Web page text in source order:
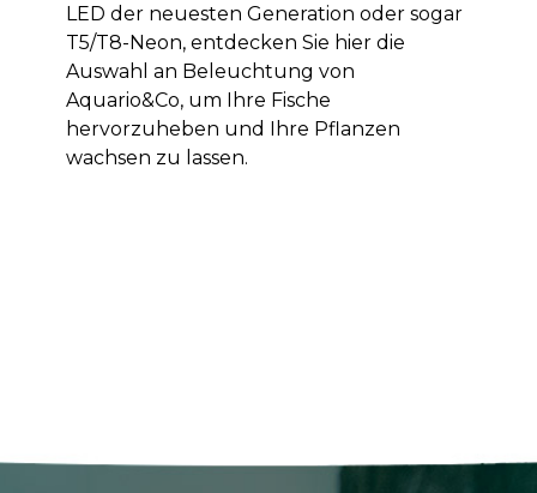
LED der neuesten Generation oder sogar
T5/T8-Neon, entdecken Sie hier die
Auswahl an Beleuchtung von
Aquario&Co, um Ihre Fische
hervorzuheben und Ihre Pflanzen
wachsen zu lassen.